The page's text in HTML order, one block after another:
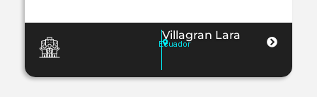
Villagran Lara
Ecuador